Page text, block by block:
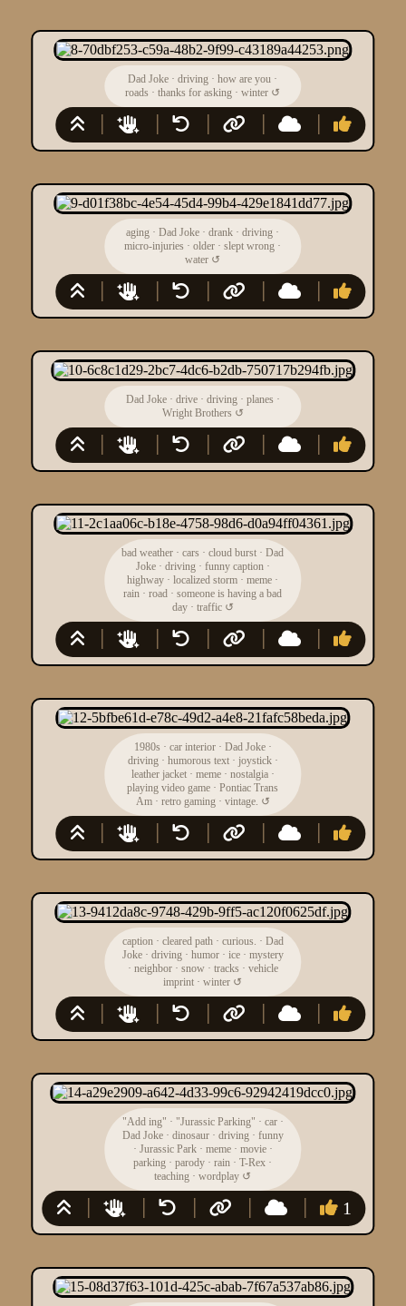
Dad Joke ·driving ·how are you ·
roads ·thanks for asking ·winter ↺
aging ·Dad Joke ·drank ·driving ·
micro-injuries ·older ·slept wrong ·
water ↺
Dad Joke· drive· driving· planes ·
Wright Brothers ↺
bad weather ·cars ·cloud burst ·Dad
Joke· driving· funny caption·
highway ·localized storm ·meme ·
rain ·road ·someone is having a bad
day· traffic ↺
1980s · car interior· Dad Joke·
driving· humorous text· joystick·
leather jacket· meme· nostalgia·
playing video game ·Pontiac Trans
Am· retro gaming· vintage. ↺
caption· cleared path· curious. · Dad
Joke· driving· humor· ice· mystery
· neighbor· snow· tracks · vehicle
imprint ·winter ↺
"Add ing" · "Jurassic Parking" · car·
Dad Joke· dinosaur· driving· funny
· Jurassic Park· meme· movie·
parking ·parody ·rain ·T-Rex ·
teaching ·wordplay ↺
1